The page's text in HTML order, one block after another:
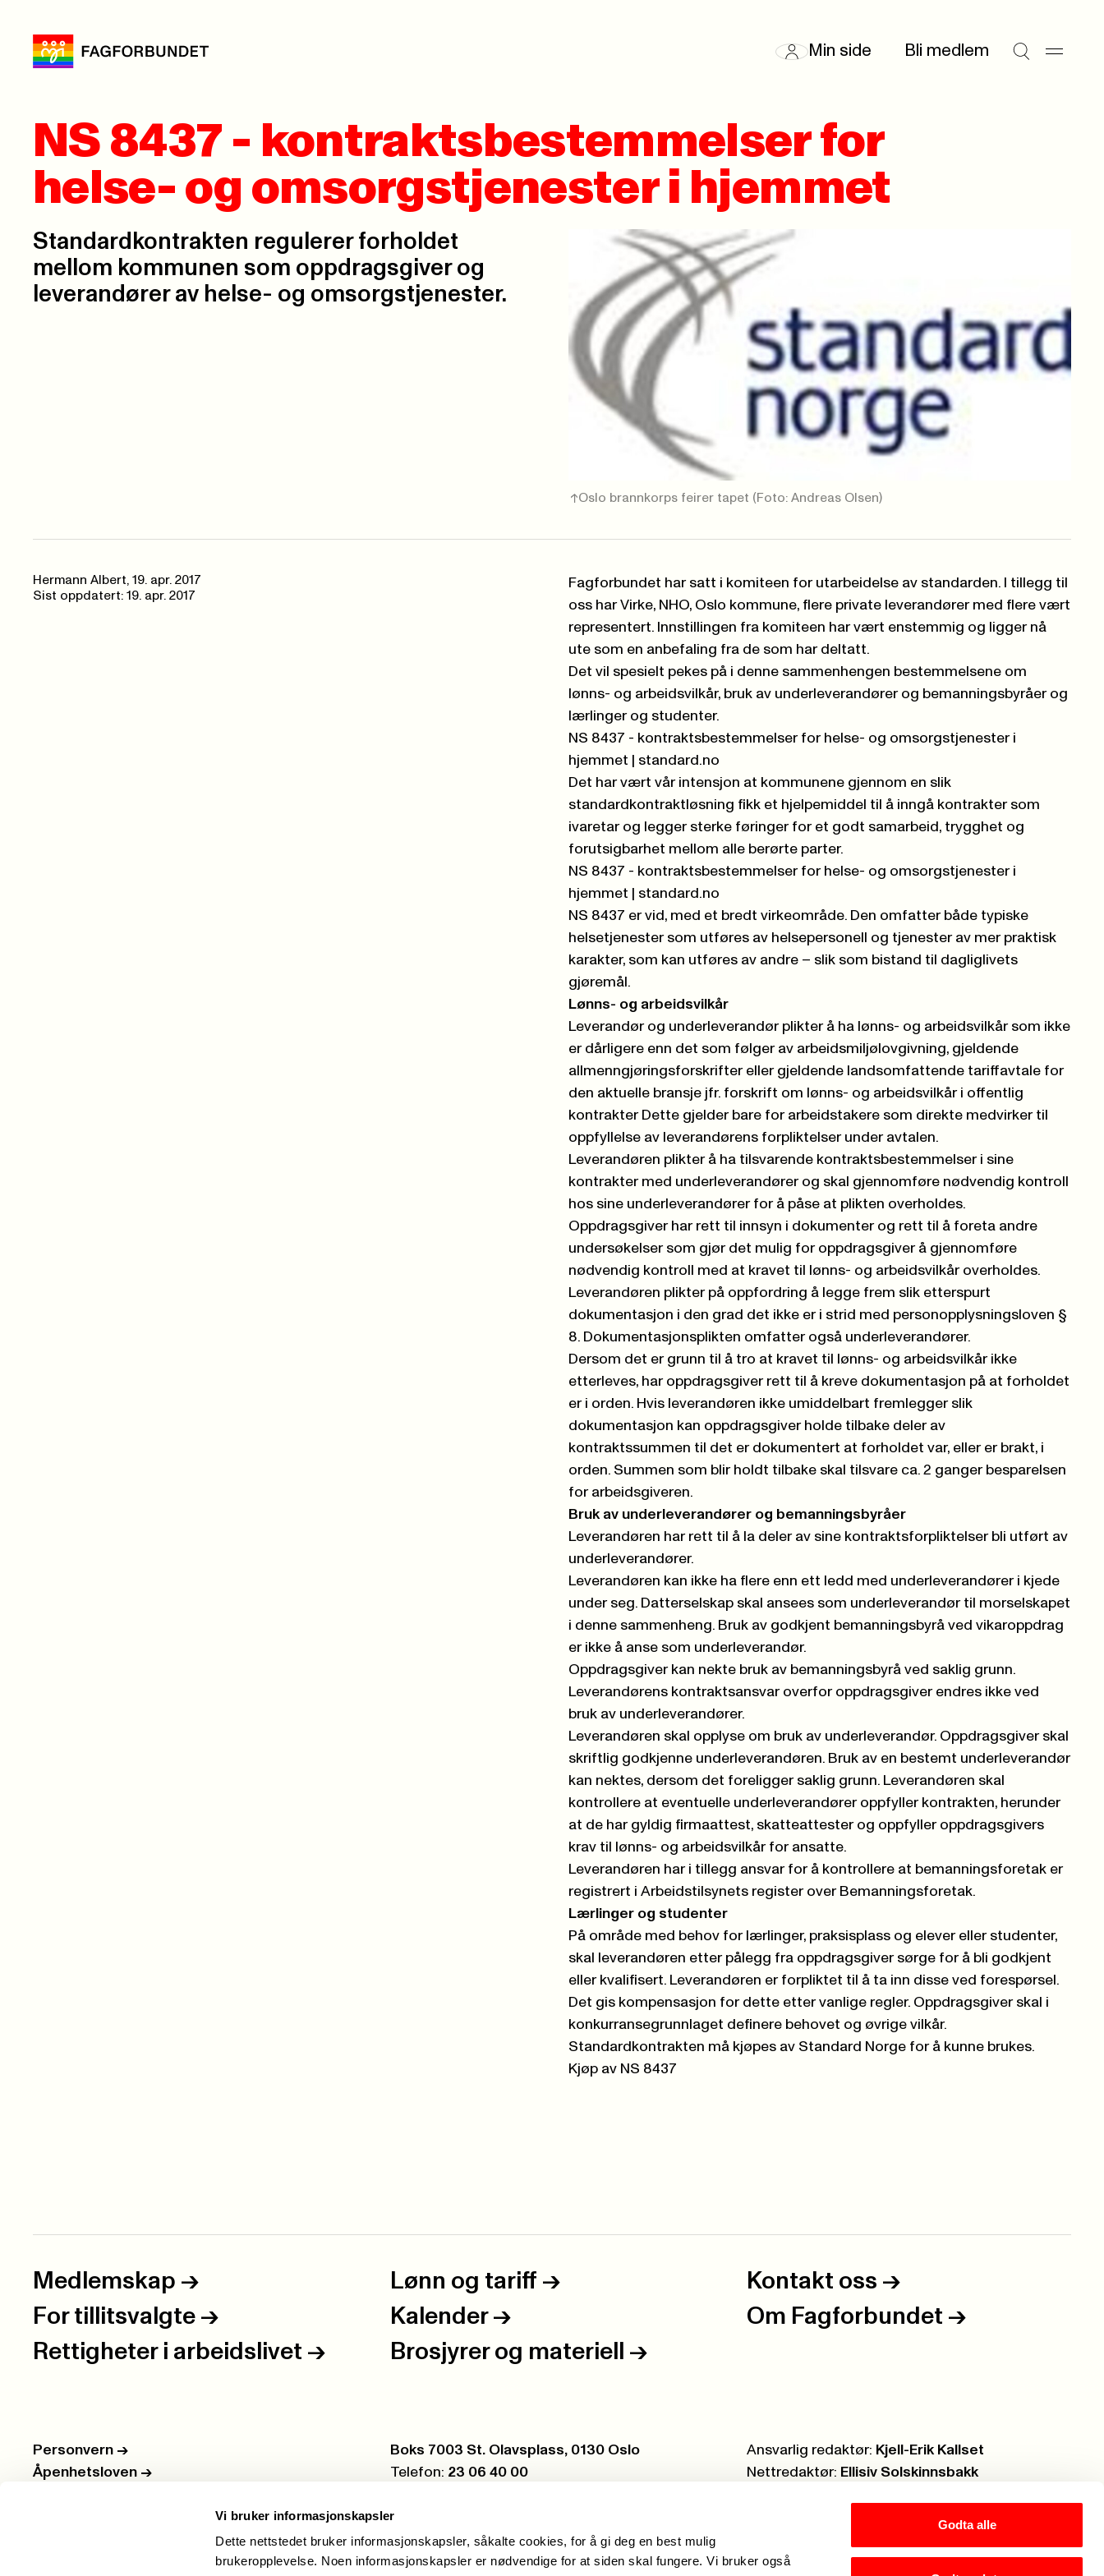
Vi bruker informasjonskapsler
Dette nettstedet bruker informasjonskapsler, såkalte cookies, for å gi deg en best mulig
brukeropplevelse. Noen informasjonskapsler er nødvendige for at siden skal fungere. Vi bruker også
Godta alle
Min side Bli medlem
NS 8437 - kontraktsbestemmelser for
helse- og omsorgstjenester i hjemmet
Standardkontrakten regulerer forholdet
mellom kommunen som oppdragsgiver og
leverandører av helse- og omsorgstjenester.
Oslo brannkorps feirer tapet (Foto: Andreas Olsen)
Hermann Albert, 19. apr. 2017
Sist oppdatert: 19. apr. 2017
Fagforbundet har satt i komiteen for utarbeidelse av standarden. I tillegg til
oss har Virke, NHO, Oslo kommune, flere private leverandører med flere vært
representert. Innstillingen fra komiteen har vært enstemmig og ligger nå
ute som en anbefaling fra de som har deltatt.
Det vil spesielt pekes på i denne sammenhengen bestemmelsene om
lønns- og arbeidsvilkår, bruk av underleverandører og bemanningsbyråer og
lærlinger og studenter.
NS 8437 - kontraktsbestemmelser for helse- og omsorgstjenester i
hjemmet | standard.no
Det har vært vår intensjon at kommunene gjennom en slik
standardkontraktløsning fikk et hjelpemiddel til å inngå kontrakter som
ivaretar og legger sterke føringer for et godt samarbeid, trygghet og
forutsigbarhet mellom alle berørte parter.
NS 8437 - kontraktsbestemmelser for helse- og omsorgstjenester i
hjemmet | standard.no
NS 8437 er vid, med et bredt virkeområde. Den omfatter både typiske
helsetjenester som utføres av helsepersonell og tjenester av mer praktisk
karakter, som kan utføres av andre – slik som bistand til dagliglivets
gjøremål.
Lønns- og arbeidsvilkår
Leverandør og underleverandør plikter å ha lønns- og arbeidsvilkår som ikke
er dårligere enn det som følger av arbeidsmiljølovgivning, gjeldende
allmenngjøringsforskrifter eller gjeldende landsomfattende tariffavtale for
den aktuelle bransje jfr. forskrift om lønns- og arbeidsvilkår i offentlig
kontrakter Dette gjelder bare for arbeidstakere som direkte medvirker til
oppfyllelse av leverandørens forpliktelser under avtalen.
Leverandøren plikter å ha tilsvarende kontraktsbestemmelser i sine
kontrakter med underleverandører og skal gjennomføre nødvendig kontroll
hos sine underleverandører for å påse at plikten overholdes.
Oppdragsgiver har rett til innsyn i dokumenter og rett til å foreta andre
undersøkelser som gjør det mulig for oppdragsgiver å gjennomføre
nødvendig kontroll med at kravet til lønns- og arbeidsvilkår overholdes.
Leverandøren plikter på oppfordring å legge frem slik etterspurt
dokumentasjon i den grad det ikke er i strid med personopplysningsloven §
8. Dokumentasjonsplikten omfatter også underleverandører.
Dersom det er grunn til å tro at kravet til lønns- og arbeidsvilkår ikke
etterleves, har oppdragsgiver rett til å kreve dokumentasjon på at forholdet
er i orden. Hvis leverandøren ikke umiddelbart fremlegger slik
dokumentasjon kan oppdragsgiver holde tilbake deler av
kontraktssummen til det er dokumentert at forholdet var, eller er brakt, i
orden. Summen som blir holdt tilbake skal tilsvare ca. 2 ganger besparelsen
for arbeidsgiveren.
Bruk av underleverandører og bemanningsbyråer
Leverandøren har rett til å la deler av sine kontraktsforpliktelser bli utført av
underleverandører.
Leverandøren kan ikke ha flere enn ett ledd med underleverandører i kjede
under seg. Datterselskap skal ansees som underleverandør til morselskapet
i denne sammenheng. Bruk av godkjent bemanningsbyrå ved vikaroppdrag
er ikke å anse som underleverandør.
Oppdragsgiver kan nekte bruk av bemanningsbyrå ved saklig grunn.
Leverandørens kontraktsansvar overfor oppdragsgiver endres ikke ved
bruk av underleverandører.
Leverandøren skal opplyse om bruk av underleverandør. Oppdragsgiver skal
skriftlig godkjenne underleverandøren. Bruk av en bestemt underleverandør
kan nektes, dersom det foreligger saklig grunn. Leverandøren skal
kontrollere at eventuelle underleverandører oppfyller kontrakten, herunder
at de har gyldig firmaattest, skatteattester og oppfyller oppdragsgivers
krav til lønns- og arbeidsvilkår for ansatte.
Leverandøren har i tillegg ansvar for å kontrollere at bemanningsforetak er
registrert i Arbeidstilsynets register over Bemanningsforetak.
Lærlinger og studenter
På område med behov for lærlinger, praksisplass og elever eller studenter,
skal leverandøren etter pålegg fra oppdragsgiver sørge for å bli godkjent
eller kvalifisert. Leverandøren er forpliktet til å ta inn disse ved forespørsel.
Det gis kompensasjon for dette etter vanlige regler. Oppdragsgiver skal i
konkurransegrunnlaget definere behovet og øvrige vilkår.
Standardkontrakten må kjøpes av Standard Norge for å kunne brukes.
Kjøp av NS 8437
Medlemskap -> Lønn og tariff -> Kontakt oss ->
For tillitsvalgte -> Kalender -> Om Fagforbundet ->
Rettigheter i arbeidslivet -> Brosjyrer og materiell ->
Personvern ->
Åpenhetsloven ->
Postboks:
Boks 7003 St. Olavsplass, 0130 Oslo
Telefon: 23 06 40 00
Ansvarlig redaktør: Kjell-Erik Kallset
Nettredaktør: Ellisiv Solskinnsbakk